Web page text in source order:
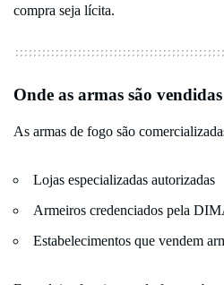
compra seja lícita.
Onde as armas são
As armas de fogo são
Lojas especializadas autorizadas
Armeiros credenciados pela
Estabelecimentos que vendem